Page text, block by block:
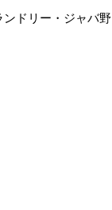
ドリー・ジャバ野